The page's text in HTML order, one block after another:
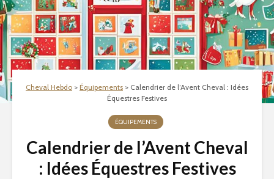
Cheval Hebdo > Équipements > Calendrier de l’Avent Cheval : Idées
Équestres Festives
ÉQUIPEMENTS
Calendrier de l’Avent Cheval
: Idées Équestres Festives